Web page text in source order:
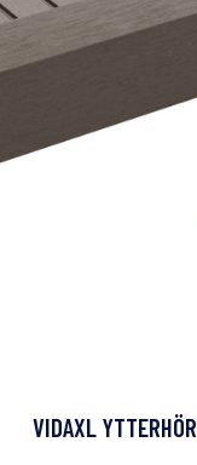
VIDAXL